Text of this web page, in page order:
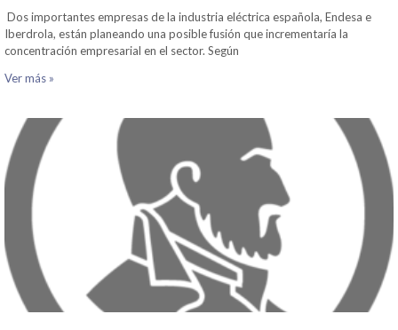
Dos importantes empresas de la industria eléctrica española, Endesa e
Iberdrola, están planeando una posible fusión que incrementaría la
concentración empresarial en el sector. Según
Ver más »